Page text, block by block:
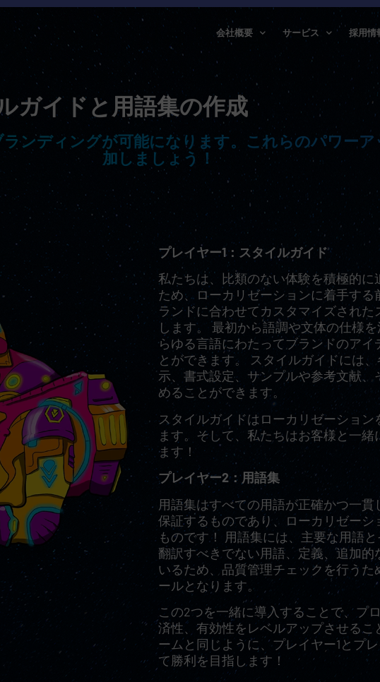
会社概要 サービス 採用情
ガイドと用語集の作成
ンディングが可能になります。これらのパワー
加しましょう！
プレイヤー1：スタイルガイド
私たちは、比類のない体験を積極的に
ため、ローカリゼーションに着手す
ランドに合わせてカスタマイズされた
します。 最初から語調や文体の仕様
らゆる言語にわたってブランドのアイ
とができます。 スタイルガイドには
示、書式設定、サンプルや参考文献、
めることができます。
スタイルガイドはローカリゼーション
ます。そして、私たちはお客様と一
ます！
プレイヤー2：用語集
用語集はすべての用語が正確かつ一貫
保証するものであり、ローカリゼーシ
ものです！ 用語集には、主要な用語と
翻訳すべきでない用語、定義、追加的
いるため、品質管理チェックを行うた
ールとなります。
この2つを一緒に導入することで、プ
済性、有効性をレベルアップさせるこ
ームと同じように、プレイヤー1とプ
て勝利を目指します！